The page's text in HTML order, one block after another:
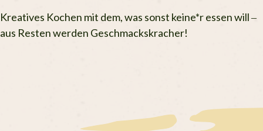
Kreatives Kochen mit dem, was sonst keine*r essen will –
aus Resten werden Geschmackskracher!